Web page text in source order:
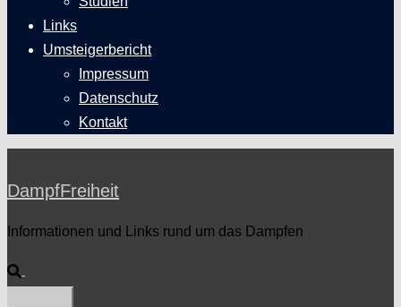
Links
Umsteigerbericht
Impressum
Datenschutz
Kontakt
DampfFreiheit
Informationen und Links rund um das Dampfen
Suche